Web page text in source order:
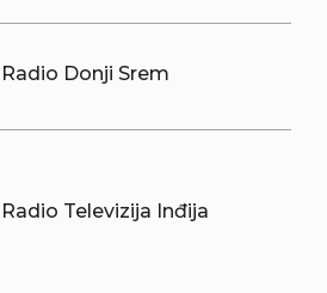
Radio Donji Srem
Radio Televizija Inđija